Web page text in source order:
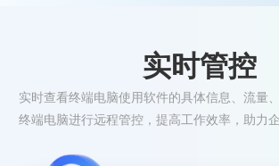
实时管控
实时查看终端电脑使用软件的具体信息、流量
终端电脑进行远程管控，提高工作效率，助力